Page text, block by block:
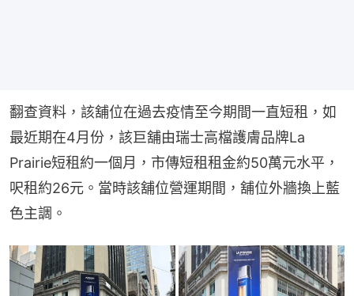
翻查資料，該舖位在過去疫情至今期間一直短租，如
最近期在4月份，該巨舖由瑞士高檔護膚品牌La
Prairie短租約一個月，市傳短租租金約50萬元水平，
呎租約26元。當時該舖位營運期間，舖位外牆換上藍
色主調。